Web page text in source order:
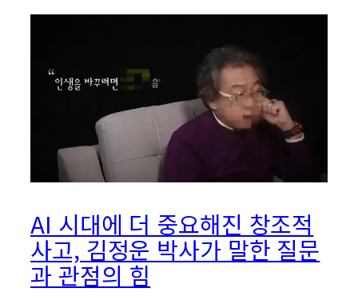
AI 시대에 더 중요해진 창조적
사고, 김정운 박사가 말한 질문
과 관점의 힘